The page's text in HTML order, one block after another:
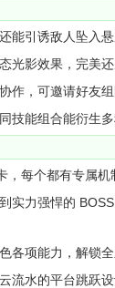
能引诱敌人坠入
光影效果，完美
作，可邀请好友
能组合能衍生
每个都有专属机
实力强悍的
各项能力，解锁
流水的平台跳跃设